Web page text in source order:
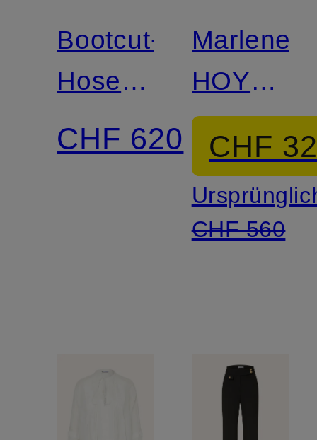
Bootcut-
Hose
CORBETTE
CHF 620
HOYT
mit
Leinen
CHF
CHF 560